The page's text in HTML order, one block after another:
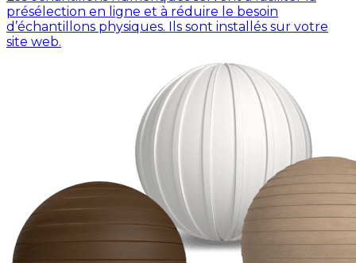
présélection en ligne et à réduire le besoin
d’échantillons physiques. Ils sont installés sur votre
site web.